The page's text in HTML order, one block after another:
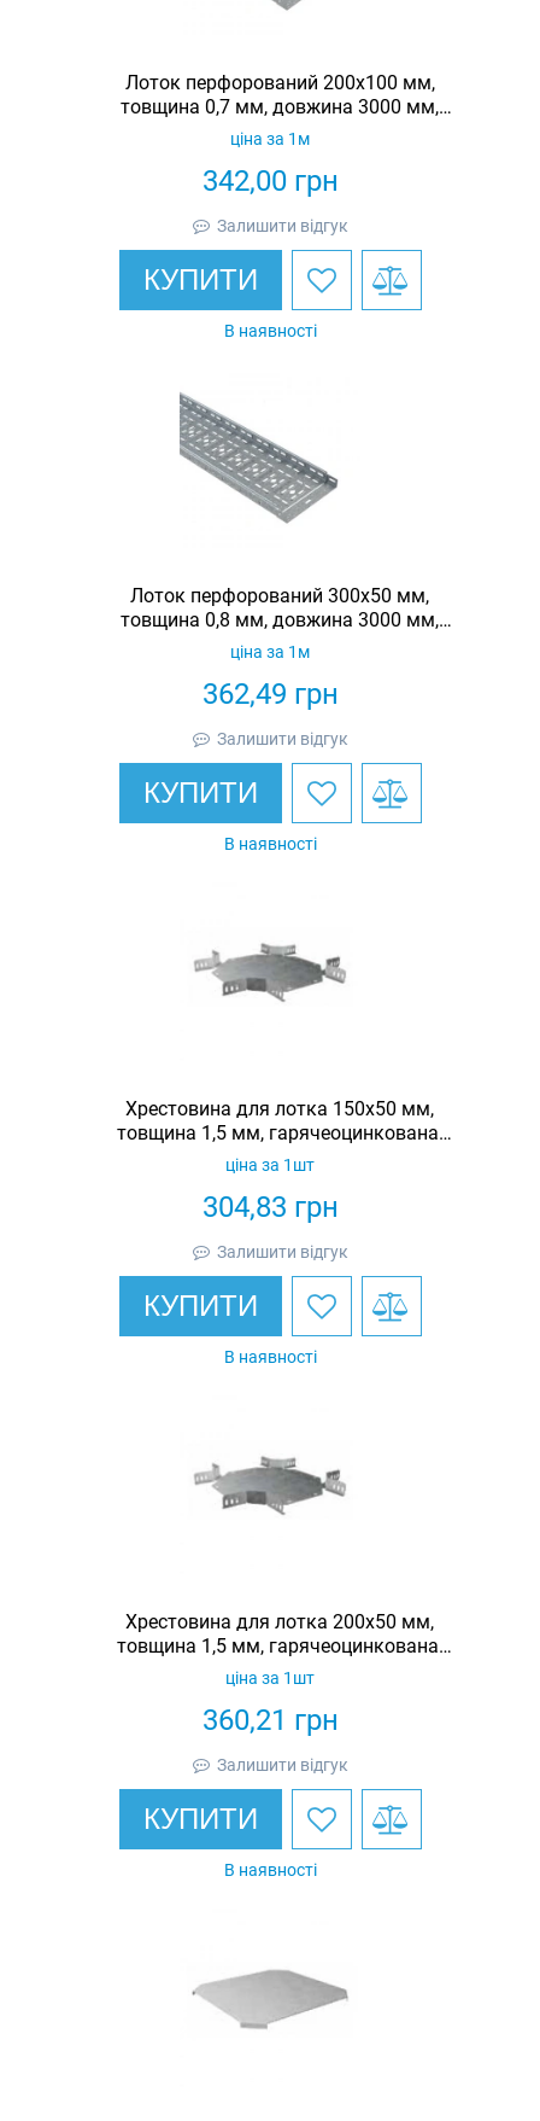
Лоток перфорований 200х100 мм,
товщина 0,7 мм, довжина 3000 мм,
гарячеоцинкований, Eurotray
342,00грн
ціна за 1м
Залишити відгук
КУПИТИ
В наявності
Лоток перфорований 300х50 мм,
товщина 0,8 мм, довжина 3000 мм,
гарячеоцинкований, Eurotray
362,49 грн
ціна за 1м
Залишити відгук
КУПИТИ
В наявності
Хрестовина для лотка 150х50 мм,
товщина 1,5 мм, гарячеоцинкована,
Eurotray
304,83 грн
ціна за 1шт
Залишити відгук
КУПИТИ
В наявності
Хрестовина для лотка 200х50 мм,
товщина 1,5 мм, гарячеоцинкована,
Eurotray
360,21 грн
ціна за 1шт
Залишити відгук
КУПИТИ
В наявності